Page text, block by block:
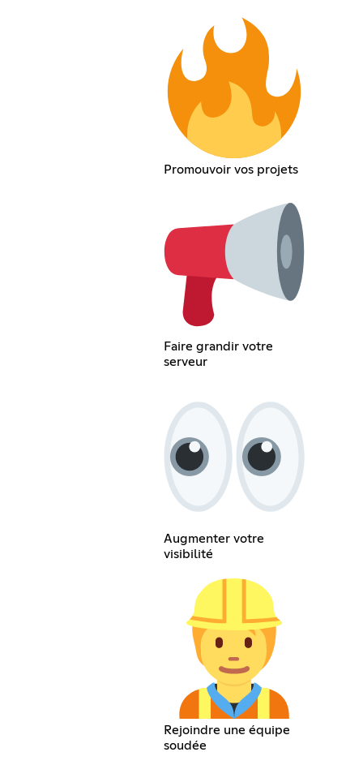
Promouvoir vos projets
Faire grandir votre
serveur
Augmenter votre
visibilité
Rejoindre une équipe
soudée